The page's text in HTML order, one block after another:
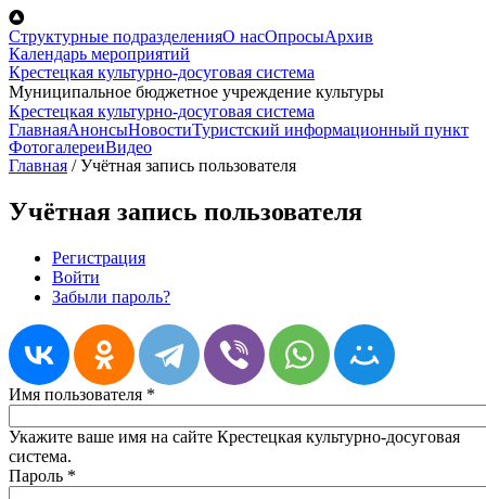
Перейти к основному содержанию
Структурные подразделенияО насОпросыАрхив
Календарь мероприятий
Крестецкая культурно-досуговая система
Муниципальное бюджетное учреждение культуры
Крестецкая культурно-досуговая система
ГлавнаяАнонсыНовостиТуристский информационный пункт
ФотогалереиВидео
Главная /Учётная запись пользователя
Учётная запись пользователя
Главные вкладки
Регистрация
Войти
Забыли пароль?
Имя пользователя *
Укажите ваше имя на сайте Крестецкая культурно-досуговая
система.
Пароль *